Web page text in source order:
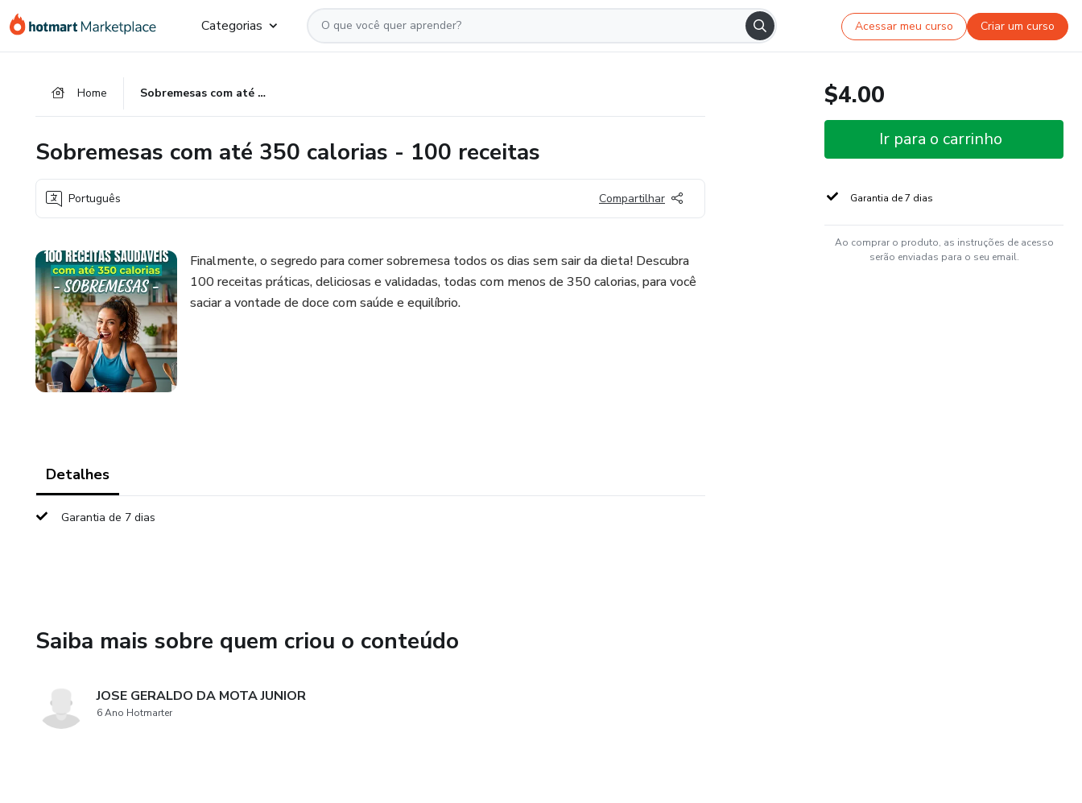
para
para
para
Categorias Acessar meu curso Criar um curso
Home Sobremesas com até 350 calorias - 100 receitas
Sobremesas com até 350 calorias - 100 receitas
Português Compartilhar
Finalmente, o segredo para comer sobremesa todos os dias sem sair da dieta! Descubra
100 receitas práticas, deliciosas e validadas, todas com menos de 350 calorias, para você
saciar a vontade de doce com saúde e equilíbrio.
Detalhes
Garantia de 7 dias
Saiba mais sobre quem criou o conteúdo
JOSE GERALDO DA MOTA JUNIOR
6 Ano Hotmarter
$4.00
Ir para o carrinho
Garantia de 7 dias
Ao comprar o produto, as instruções de acesso
serão enviadas para o seu email.